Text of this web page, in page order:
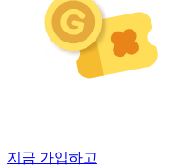
지금 가입하고